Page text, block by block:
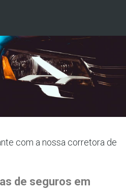
com a nossa corretora de
de seguros em